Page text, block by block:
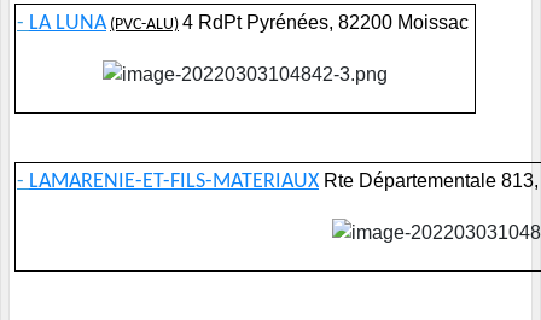
- LA LUNA (PVC-ALU) 4 RdPt Pyrénées, 82200 Moissac
- LAMARENIE-ET-FILS-MATERIAUX Rte Départementale